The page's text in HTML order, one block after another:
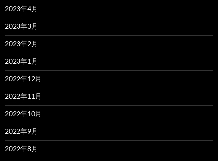
2023年4月
2023年3月
2023年2月
2023年1月
2022年12月
2022年11月
2022年10月
2022年9月
2022年8月